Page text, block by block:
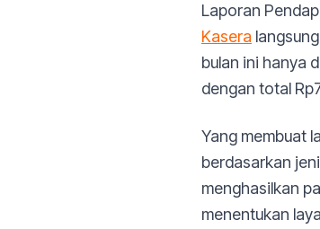
Laporan
Kasera
bulan ini hanya
dengan total
Yang membuat
berdasarkan
menghasilkan
menentukan